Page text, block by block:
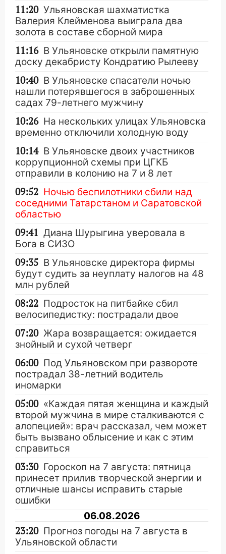
11:20 Ульяновская шахматистка
Валерия Клейменова выиграла два
золота в составе сборной мира
11:16 В Ульяновске открыли памятную
доску декабристу Кондратию Рылееву
10:40 В Ульяновске спасатели ночью
нашли потерявшегося в заброшенных
садах 79-летнего мужчину
10:26 На нескольких улицах Ульяновска
временно отключили холодную воду
10:14 В Ульяновске двоих участников
коррупционной схемы при ЦГКБ
отправили в колонию на 7 и 8 лет
09:52 Ночью беспилотники сбили над
соседними Татарстаном и Саратовской
областью
09:41 Диана Шурыгина уверовала в
Бога в СИЗО
09:35 В Ульяновске директора фирмы
будут судить за неуплату налогов на 48
млн рублей
08:22 Подросток на питбайке сбил
велосипедистку: пострадали двое
07:20 Жара возвращается: ожидается
знойный и сухой четверг
06:00 Под Ульяновском при развороте
пострадал 38-летний водитель
иномарки
05:00 «Каждая пятая женщина и каждый
второй мужчина в мире сталкиваются с
алопецией»: врач рассказал, чем может
быть вызвано облысение и как с этим
справиться
03:30 Гороскоп на 7 августа: пятница
принесет прилив творческой энергии и
отличные шансы исправить старые
ошибки
06.08.2026
23:20 Прогноз погоды на 7 августа в
Ульяновской области